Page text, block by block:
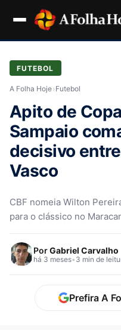
FUTEBOL
A Folha Hoje› Futebol
Apito de
Sampaio
decisivo
Vasco
CBF nomeia Wilton
para o clássico no
PorGabriel Carvalho
há 3 meses• 3 min de
Prefira A